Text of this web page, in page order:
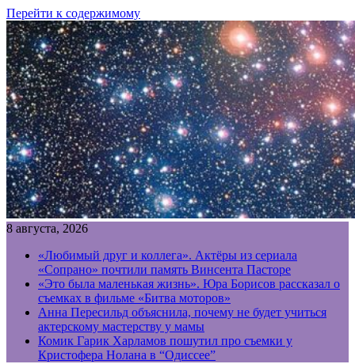
Перейти к содержимому
8 августа, 2026
«Любимый друг и коллега». Актёры из сериала
«Сопрано» почтили память Винсента Пасторе
«Это была маленькая жизнь». Юра Борисов рассказал о
съемках в фильме «Битва моторов»
Анна Пересильд объяснила, почему не будет учиться
актерскому мастерству у мамы
Комик Гарик Харламов пошутил про съемки у
Кристофера Нолана в “Одиссее”